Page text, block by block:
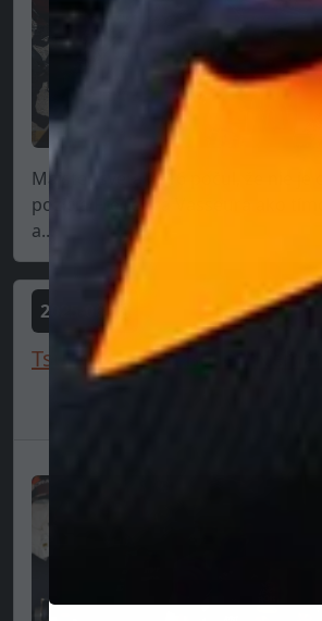
Majster sveta 2016 počul, že nie je
pozícia Frederica Vasseura ako
a...
2025-06-18
Tsunoda o Red Bulle: